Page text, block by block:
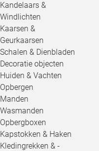
Kandelaars &
Windlichten
Kaarsen &
Geurkaarsen
Schalen & Dienbladen
Decoratie objecten
Huiden & Vachten
Opbergen
Manden
Wasmanden
Opbergboxen
Kapstokken & Haken
Kledingrekken & -